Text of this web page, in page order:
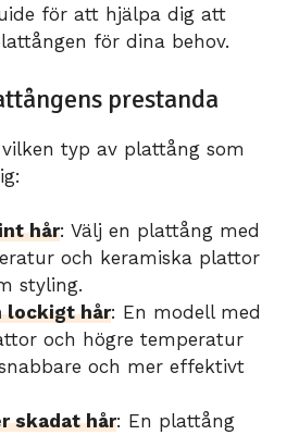
för att hjälpa dig att
för dina behov.
prestanda
typ av plattång som
hår: Välj en plattång med
och keramiska plattor
styling.
lockigt hår: En modell med
och högre temperatur
och mer effektivt
skadat hår: En plattång